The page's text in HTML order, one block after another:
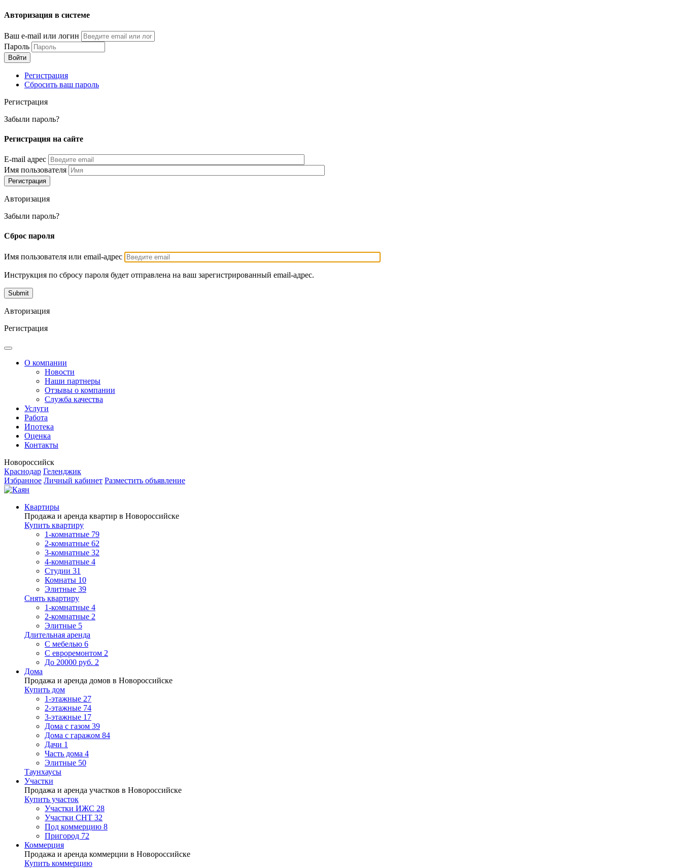
Перейти
основному
содержанию
Авторизация в системе
Ваш e-mail или логин
Пароль
Регистрация
Сбросить ваш пароль
Регистрация
Забыли пароль?
Регистрация на сайте
E-mail адрес
Имя пользователя
Авторизация
Забыли пароль?
Сброс пароля
Имя пользователя или email-адрес
Инструкция по сбросу пароля будет отправлена на ваш зарегистрированный email-адрес.
Авторизация
Регистрация
О компании
Новости
Наши партнеры
Отзывы о компании
Служба качества
Услуги
Работа
Ипотека
Оценка
Контакты
Новороссийск
Краснодар Геленджик
Избранное Личный кабинет Разместить объявление
Квартиры
Продажа и аренда квартир в Новороссийске
Купить квартиру
1-комнатные 79
2-комнатные 62
3-комнатные 32
4-комнатные 4
Студии 31
Комнаты 10
Элитные 39
Снять квартиру
1-комнатные 4
2-комнатные 2
Элитные 5
Длительная аренда
С мебелью 6
С евроремонтом 2
До 20000 руб. 2
Дома
Продажа и аренда домов в Новороссийске
Купить дом
1-этажные 27
2-этажные 74
3-этажные 17
Дома с газом 39
Дома с гаражом 84
Дачи 1
Часть дома 4
Элитные 50
Таунхаусы
Участки
Продажа и аренда участков в Новороссийске
Купить участок
Участки ИЖС 28
Участки СНТ 32
Под коммерцию 8
Пригород 72
Коммерция
Продажа и аренда коммерции в Новороссийске
Купить коммерцию